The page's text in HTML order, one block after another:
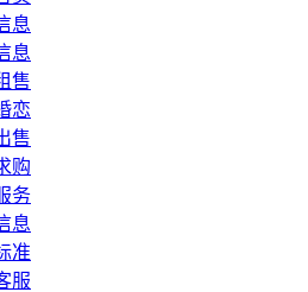
息
息
售
恋
售
购
务
息
准
服